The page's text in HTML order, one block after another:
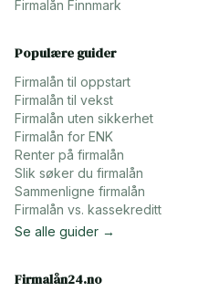
Firmalån Finnmark
Populære guider
Firmalån til oppstart
Firmalån til vekst
Firmalån uten sikkerhet
Firmalån for ENK
Renter på firmalån
Slik søker du firmalån
Sammenligne firmalån
Firmalån vs. kassekreditt
Se alle guider →
Firmalån24.no